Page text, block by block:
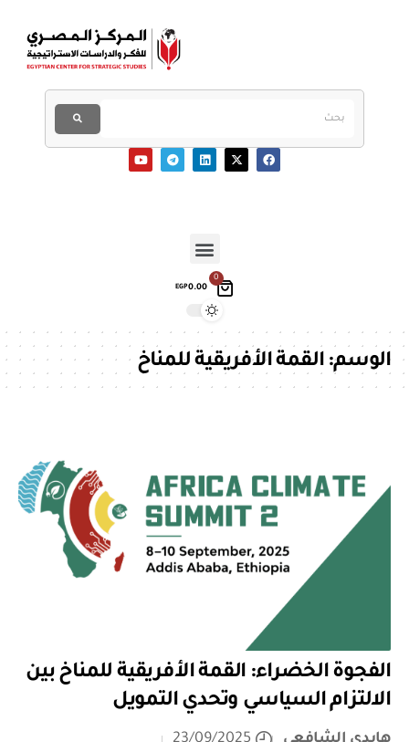
0
EGP0.00
الوسم:القمة الأفريقية للمناخ
الفجوة الخضراء: القمة الأفريقية للمناخ بين
الالتزام السياسي وتحدي التمويل